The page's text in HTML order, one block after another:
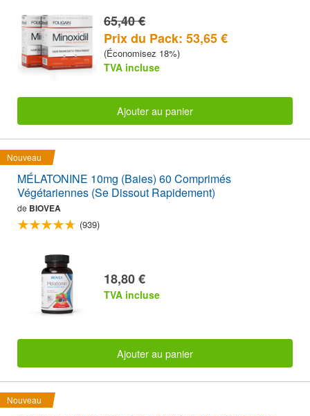
65,40 €
Prix du Pack: 53,65 €
(Économisez 18%)
TVA incluse
Ajouter au panier
Nouveau
MÉLATONINE 10mg (Baies) 60 Comprimés
Végétariennes (Se Dissout Rapidement)
de BIOVEA
(939)
18,80 €
TVA incluse
Ajouter au panier
Nouveau